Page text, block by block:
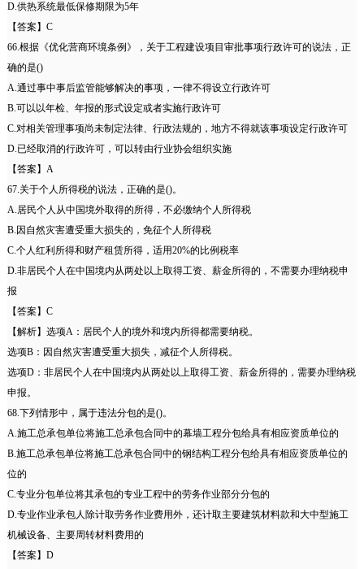
D.供热系统最低保修期限为5年
【答案】C
66.根据《优化营商环境条例》，关于工程建设项目审批事项行政许可的说法，正
确的是()
A.通过事中事后监管能够解决的事项，一律不得设立行政许可
B.可以以年检、年报的形式设定或者实施行政许可
C.对相关管理事项尚未制定法律、行政法规的，地方不得就该事项设定行政许可
D.已经取消的行政许可，可以转由行业协会组织实施
【答案】A
67.关于个人所得税的说法，正确的是()。
A.居民个人从中国境外取得的所得，不必缴纳个人所得税
B.因自然灾害遭受重大损失的，免征个人所得税
C.个人红利所得和财产租赁所得，适用20%的比例税率
D.非居民个人在中国境内从两处以上取得工资、薪金所得的，不需要办理纳税申
报
【答案】C
【解析】选项A：居民个人的境外和境内所得都需要纳税。
选项B：因自然灾害遭受重大损失，减征个人所得税。
选项D：非居民个人在中国境内从两处以上取得工资、薪金所得的，需要办理纳税
申报。
68.下列情形中，属于违法分包的是()。
A.施工总承包单位将施工总承包合同中的幕墙工程分包给具有相应资质单位的
B.施工总承包单位将施工总承包合同中的钢结构工程分包给具有相应资质单位的
位的
C.专业分包单位将其承包的专业工程中的劳务作业部分分包的
D.专业作业承包人除计取劳务作业费用外，还计取主要建筑材料款和大中型施工
机械设备、主要周转材料费用的
【答案】D